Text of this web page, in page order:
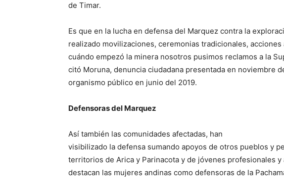
de Timar.
Es que en la lucha en defensa del Marquez contra la
realizado movilizaciones, ceremonias tradicionales,
cuándo empezó la minera nosotros pusimos reclamos a la
citó Moruna, denuncia ciudadana presentada en noviembre
organismo público en junio del 2019.
Defensoras del Marquez
Así también las comunidades afectadas, han
visibilizado la defensa sumando apoyos de otros pueblos y
territorios de Arica y Parinacota y de jóvenes profesionales
destacan las mujeres andinas como defensoras de la